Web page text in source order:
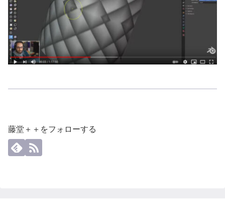
藤堂＋＋をフォローする